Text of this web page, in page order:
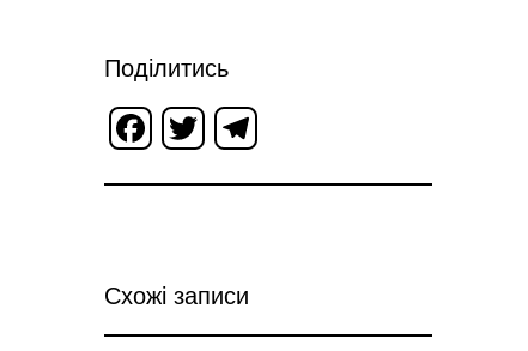
Поділитись
Facebook
Twitter
Схожі записи